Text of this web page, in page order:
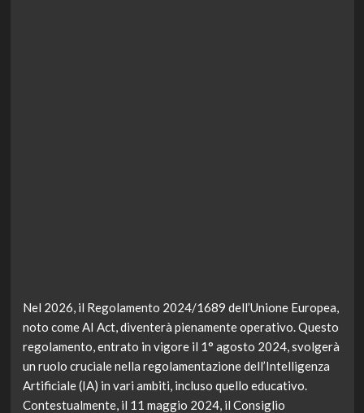
Nel 2026, il Regolamento 2024/1689 dell’Unione Europea,
noto come AI Act, diventerà pienamente operativo. Questo
regolamento, entrato in vigore il 1° agosto 2024, svolgerà
un ruolo cruciale nella regolamentazione dell’Intelligenza
Artificiale (IA) in vari ambiti, incluso quello educativo.
Contestualmente, il 11 maggio 2024, il Consiglio